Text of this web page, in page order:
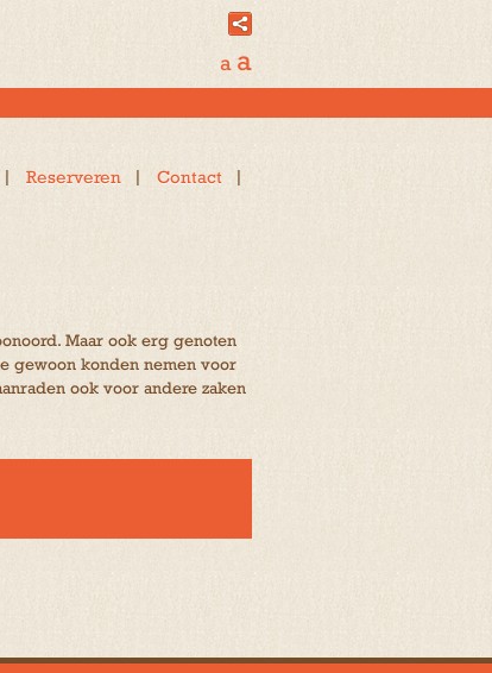
a a
Reserveren Contact
Maar ook erg genoten
gewoon konden nemen voor
ook voor andere zaken